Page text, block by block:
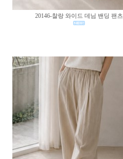
20146-찰랑 와이드 데님 밴딩 팬츠